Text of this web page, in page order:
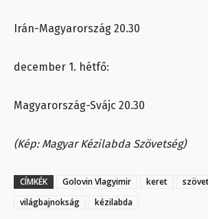
Irán-Magyarország 20.30
december 1. hétfő:
Magyarország-Svájc 20.30
(Kép: Magyar Kézilabda Szövetség)
CÍMKÉK Golovin Vlagyimir keret
világbajnokság
kézilabda